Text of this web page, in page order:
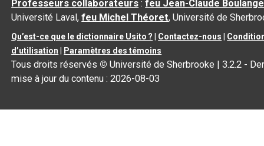
Professeurs collaborateurs :feu Jean-Claude
Université Laval,feu Michel Théoret, Université de
Qu’est-ce que le dictionnaire Usito ? Contactez-nous
d’utilisation
Paramètres des témoins
Tous droits réservés © Université de Sherbrooke |3.2.2 -
mise à jour du contenu :2026-08-03